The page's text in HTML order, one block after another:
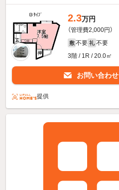
2.3万円
（管理費2,000円）
敷 不要 礼 不要
3階 / 1R / 20.0㎡
お問い合わせ
提供